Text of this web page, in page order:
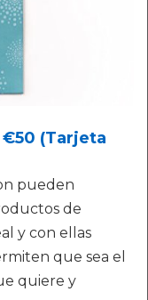
(Tarjeta
pueden
de
y con ellas
que sea el
quiere y